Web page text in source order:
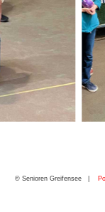
© Senioren Greifensee |